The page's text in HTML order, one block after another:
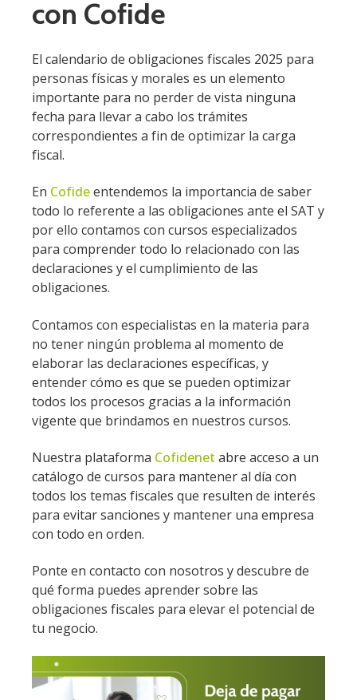
con Cofide
El calendario de obligaciones fiscales 2025 para
personas físicas y morales es un elemento
importante para no perder de vista ninguna
fecha para llevar a cabo los trámites
correspondientes a fin de optimizar la carga
fiscal.
En Cofideentendemos la importancia de saber
todo lo referente a las obligaciones ante el SAT y
por ello contamos con cursos especializados
para comprender todo lo relacionado con las
declaraciones y el cumplimiento de las
obligaciones.
Contamos con especialistas en la materia para
no tener ningún problema al momento de
elaborar las declaraciones específicas, y
entender cómo es que se pueden optimizar
todos los procesos gracias a la información
vigente que brindamos en nuestros cursos.
Nuestra plataforma Cofidenet abre acceso a un
catálogo de cursos para mantener al día con
todos los temas fiscales que resulten de interés
para evitar sanciones y mantener una empresa
con todo en orden.
Ponte en contacto con nosotros y descubre de
qué forma puedes aprender sobre las
obligaciones fiscales para elevar el potencial de
tu negocio.